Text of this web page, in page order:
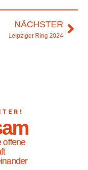
NÄCHSTER
Leipziger Ring 2024
offene